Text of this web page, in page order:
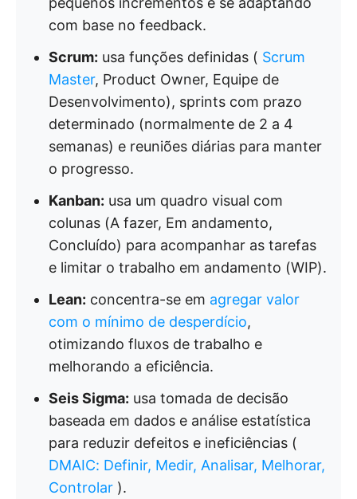
com base no feedback.
Scrum: usa funções definidas ( Scrum
Master, Product Owner, Equipe de
Desenvolvimento), sprints com prazo
determinado (normalmente de 2 a 4
semanas) e reuniões diárias para manter
o progresso.
Kanban: usa um quadro visual com
colunas (A fazer, Em andamento,
Concluído) para acompanhar as tarefas
e limitar o trabalho em andamento (WIP).
Lean: concentra-se em agregar valor
com o mínimo de desperdício,
otimizando fluxos de trabalho e
melhorando a eficiência.
Seis Sigma: usa tomada de decisão
baseada em dados e análise estatística
para reduzir defeitos e ineficiências (
DMAIC: Definir, Medir, Analisar, Melhorar,
Controlar ).